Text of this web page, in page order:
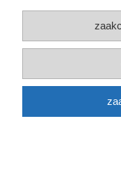
Markal